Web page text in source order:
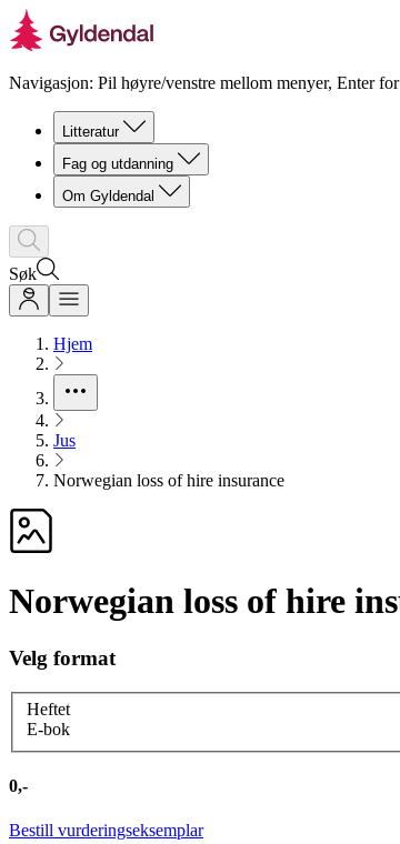
Navigasjon: Pil høyre/venstre mellom menyer, Enter
Litteratur
Fag og utdanning
Om Gyldendal
Søk
Hjem
Jus
Norwegian loss of hire insurance
Norwegian loss of hire
Velg format
Heftet
E-bok
0,-
Bestill vurderingseksemplar